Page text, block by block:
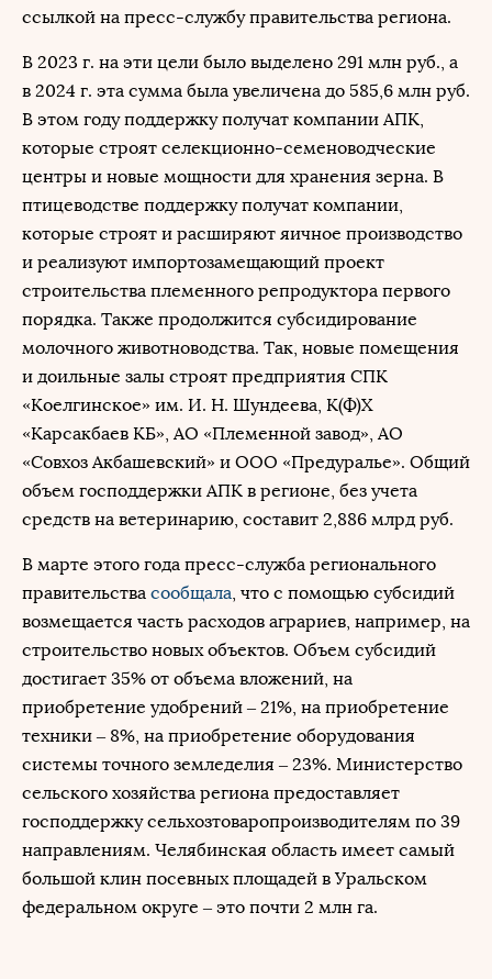
ссылкой на пресс-службу правительства региона.
В 2023 г. на эти цели было выделено 291 млн руб., а
в 2024 г. эта сумма была увеличена до 585,6 млн руб.
В этом году поддержку получат компании АПК,
которые строят селекционно-семеноводческие
центры и новые мощности для хранения зерна. В
птицеводстве поддержку получат компании,
которые строят и расширяют яичное производство
и реализуют импортозамещающий проект
строительства племенного репродуктора первого
порядка. Также продолжится субсидирование
молочного животноводства. Так, новые помещения
и доильные залы строят предприятия СПК
«Коелгинское» им. И. Н. Шундеева, К(Ф)Х
«Карсакбаев КБ», АО «Племенной завод», АО
«Совхоз Акбашевский» и ООО «Предуралье». Общий
объем господдержки АПК в регионе, без учета
средств на ветеринарию, составит 2,886 млрд руб.
В марте этого года пресс-служба регионального
правительства сообщала, что с помощью субсидий
возмещается часть расходов аграриев, например, на
строительство новых объектов. Объем субсидий
достигает 35% от объема вложений, на
приобретение удобрений – 21%, на приобретение
техники – 8%, на приобретение оборудования
системы точного земледелия – 23%. Министерство
сельского хозяйства региона предоставляет
господдержку сельхозтоваропроизводителям по 39
направлениям. Челябинская область имеет самый
большой клин посевных площадей в Уральском
федеральном округе – это почти 2 млн га.